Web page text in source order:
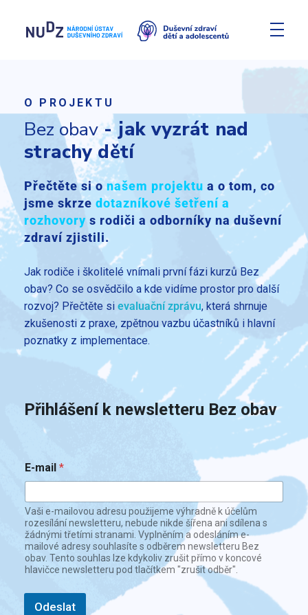
O PROJEKTU
Bez obav- jak vyzrát nad
strachy dětí
Přečtěte si onašem projektu a o tom, co
jsme skrze dotazníkové šetření a
rozhovory s rodiči a odborníky na duševní
zdraví zjistili.
Jak rodiče i školitelé vnímali první fázi kurzů Bez
obav? Co se osvědčilo a kde vidíme prostor pro další
rozvoj? Přečtěte si evaluační zprávu, která shrnuje
zkušenosti z praxe, zpětnou vazbu účastníků i hlavní
poznatky z implementace.
Přihlášení k newsletteru Bez obav
-
m
i
l
*
*
E-mail *
Vaši e-mailovou adresu použijeme výhradně k účelům
rozesílání newsletteru, nebude nikde šířena ani sdílena s
žádnými třetími stranami. Vyplněním a odesláním e-
mailové adresy souhlasíte s odběrem newsletteru Bez
obav. Tento souhlas lze kdykoliv zrušit přímo v koncové
hlavičce newsletteru pod tlačítkem "zrušit odběr".
Odeslat